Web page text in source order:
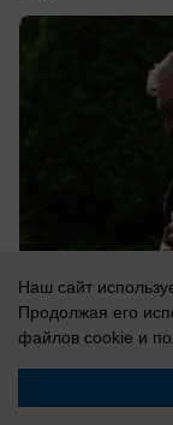
08.08.2026
Наш сайт
Продолжая его
файлов cookie и